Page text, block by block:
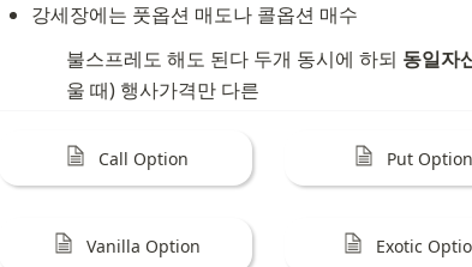
강세장에는 풋옵션 매도나 콜옵션 매수
불스프레도 해도 된다 두개 동시에 하되 동일자
울 때) 행사가격만 다른
Call Option Put Option
Vanilla Option Exotic